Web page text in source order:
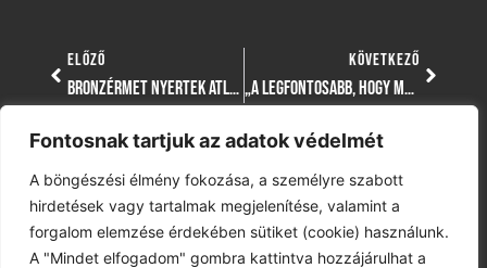
Fontosnak tartjuk az adatok védelmét
A böngészési élmény fokozása, a személyre szabott
hirdetések vagy tartalmak megjelenítése, valamint a
forgalom elemzése érdekében sütiket (cookie) használunk.
A "Mindet elfogadom" gombra kattintva hozzájárulhat a
ELŐZŐ
BRONZÉRMET NYERTEK ATLÉTÁINK A MAGYAR CSAPATBAJNOKSÁGON
KÖVETKEZŐ
„A LEGFONTOSABB, HOGY MEGMUTASSUK, HOGY MI A VALÓDI KÜLÖNBSÉG A KÉT CSAPAT KÖZÖTT”